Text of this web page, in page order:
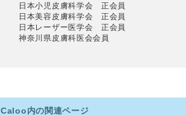
日本小児皮膚科学会 正会員
日本美容皮膚科学会 正会員
日本レーザー医学会 正会員
神奈川県皮膚科医会会員
Caloo内の関連ページ